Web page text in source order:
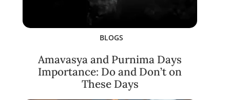
BLOGS
Amavasya and Purnima Days
Importance: Do and Don’t on
These Days